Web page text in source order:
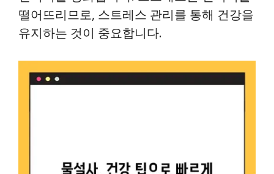
떨어뜨리므로, 스트레스 관리를 통해 건강을
유지하는 것이 중요합니다.